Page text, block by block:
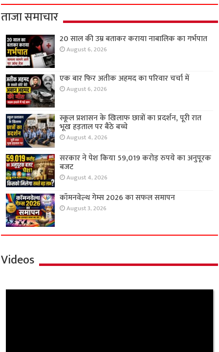
ताजा समाचार
20 साल की उम्र बताकर कराया नाबालिक का गर्भपात
August 6, 2026
एक बार फिर अतीक अहमद का परिवार चर्चा में
August 6, 2026
स्कूल प्रशासन के खिलाफ छात्रों का प्रदर्शन, पूरी रात
भूख हड़ताल पर बैठे बच्चे
August 4, 2026
सरकार ने पेश किया 59,019 करोड़ रुपये का अनुपूरक
बजट
August 4, 2026
कॉमनवेल्थ गेम्स 2026 का सफल समापन
August 3, 2026
Videos